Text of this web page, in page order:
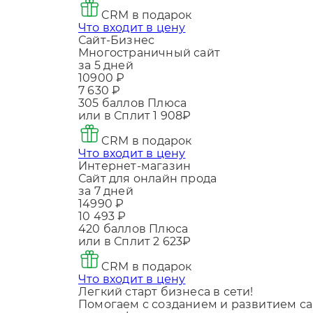
CRM в подарок
Что входит в цену
Сайт-Бизнес
Многостраничный сайт
за 5 дней
10900 ₽
7 630 ₽
305 баллов Плюса
или в Сплит1 908₽
CRM в подарок
Что входит в цену
Интернет-магазин
Сайт для онлайн прода
за 7 дней
14990 ₽
10 493 ₽
420 баллов Плюса
или в Сплит2 623₽
CRM в подарок
Что входит в цену
Легкий старт бизнеса в сети!
Помогаем с созданием и развитием